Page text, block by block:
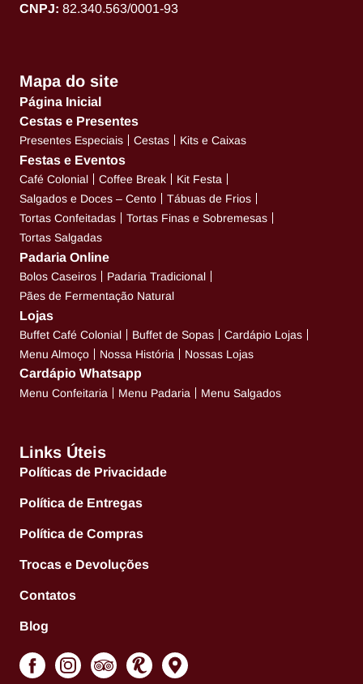
CNPJ: 82.340.563/0001-93
Mapa do site
Página Inicial
Cestas e Presentes
Presentes Especiais Cestas Kits e Caixas
Festas e Eventos
Café Colonial Coffee Break
Kit Festa
Salgados e Doces – Cento
Tábuas de Frios
Tortas Confeitadas
Tortas Finas e Sobremesas
Tortas Salgadas
Padaria Online
Bolos Caseiros
Padaria Tradicional
Pães de Fermentação Natural
Lojas
Buffet Café Colonial Buffet de Sopas
Cardápio Lojas
Menu Almoço
Nossa História Nossas Lojas
Cardápio Whatsapp
Menu Confeitaria Menu Padaria Menu Salgados
Links Úteis
Políticas de Privacidade
Política de Entregas
Política de Compras
Trocas e Devoluções
Contatos
Blog